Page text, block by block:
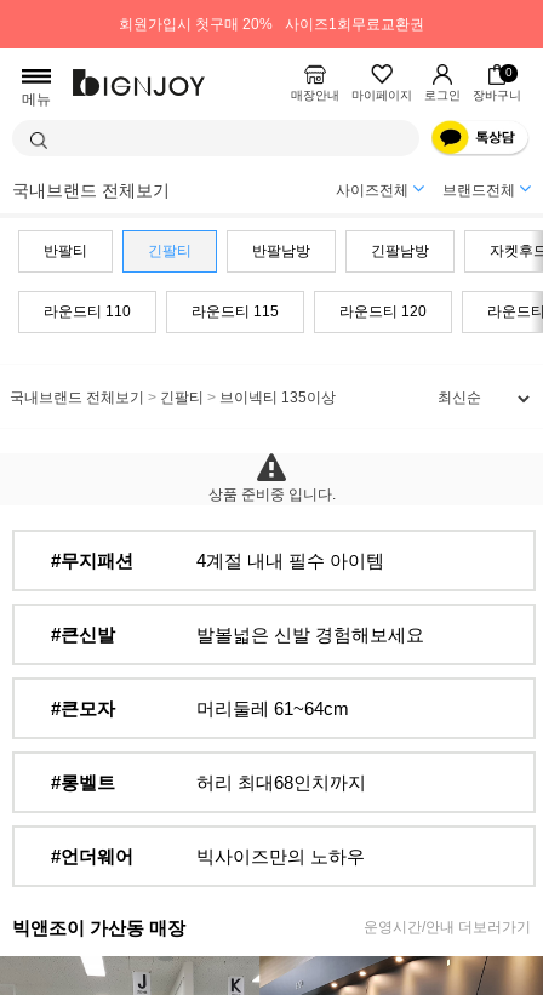
회원가입시 첫구매 20% 사이즈1회무료교환권
메뉴 매장안내 마이페이지 로그인
0
장바구니
국내브랜드 전체보기 사이즈전체 브랜드전체
반팔티 긴팔티 반팔남방 긴팔남방 자켓후
라운드티 110 라운드티 115 라운드티 120 라운드
국내브랜드 전체보기 > 긴팔티 > 브이넥티 135이상
상품 준비중 입니다.
#무지패션 4계절 내내 필수 아이템
#큰신발 발볼넓은 신발 경험해보세요
#큰모자 머리둘레 61~64cm
#롱벨트 허리 최대68인치까지
#언더웨어 빅사이즈만의 노하우
빅앤조이 가산동 매장 운영시간/안내 더보러가기